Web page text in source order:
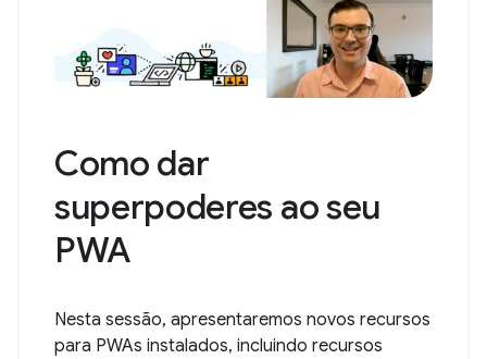
Como dar
superpoderes ao seu
PWA
Nesta sessão, apresentaremos novos recursos
para PWAs instalados, incluindo recursos